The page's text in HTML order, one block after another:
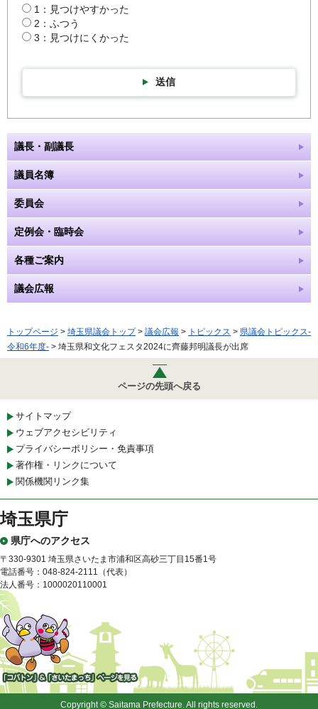
1：見つけやすかった
2：ふつう
3：見つけにくかった
送信
議長・副議長
議員名簿
委員会
定例会・臨時会
各種ご案内
議会広報
トップページ > 埼玉県議会トップ> 議会広報 > トピックス > 県議会トピックス-
令和6年度- > 埼玉県和文化フェスタ2024に齊藤邦明議長が出席
ページの先頭へ戻る
サイトマップ
ウェブアクセシビリティ
プライバシーポリシー・免責事項
著作権・リンクについて
関係機関リンク集
埼玉県庁
県庁へのアクセス
〒330-9301 埼玉県さいたま市浦和区高砂三丁目15番1号
電話番号：048-824-2111（代表）
法人番号：1000020110001
「コバトン」&「さいたまっ
Copyright © Saitama Prefecture. All rights reserved.